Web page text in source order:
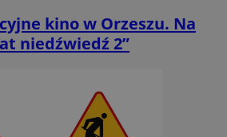
kino w Orzeszu. Na
niedźwiedź 2”